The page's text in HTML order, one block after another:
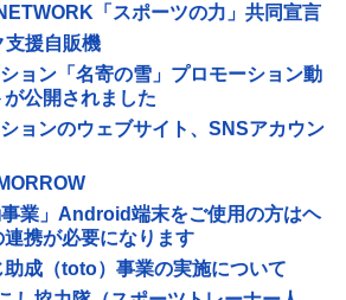
「スポーツの力」共同宣言
支援自販機
ョン「名寄の雪」プロモーション動
公開されました
ョンのウェブサイト、SNSアカウン
事業」Android端末をご使用の方はヘ
携が必要になります
助成（toto）事業の実施について